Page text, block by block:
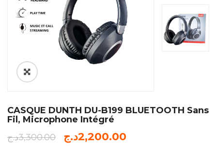
CASQUE DUNTH DU-B199 BLUETOOTH Sans
Fil, Microphone Intégré
3,300.00د.ج 2,200.00د.ج